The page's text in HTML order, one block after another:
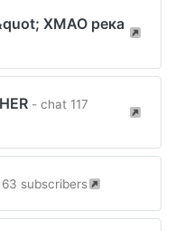
ХМАО река
- chat 117
subscribers